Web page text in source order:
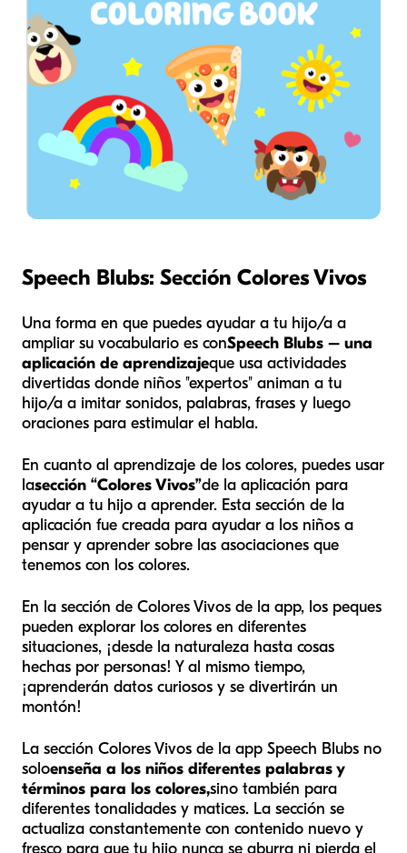
Speech Blubs: Sección Colores Vivos
Una forma en que puedes ayudar a tu hijo/a a
ampliar su vocabulario es conSpeech Blubs – una
aplicación de aprendizajeque usa actividades
divertidas donde niños "expertos" animan a tu
hijo/a a imitar sonidos, palabras, frases y luego
oraciones para estimular el habla.
En cuanto al aprendizaje de los colores, puedes usar
lasección “Colores Vivos”de la aplicación para
ayudar a tu hijo a aprender. Esta sección de la
aplicación fue creada para ayudar a los niños a
pensar y aprender sobre las asociaciones que
tenemos con los colores.
En la sección de Colores Vivos de la app, los peques
pueden explorar los colores en diferentes
situaciones, ¡desde la naturaleza hasta cosas
hechas por personas! Y al mismo tiempo,
¡aprenderán datos curiosos y se divertirán un
montón!
La sección Colores Vivos de la app Speech Blubs no
soloenseña a los niños diferentes palabras y
términos para los colores,sino también para
diferentes tonalidades y matices. La sección se
actualiza constantemente con contenido nuevo y
fresco para que tu hijo nunca se aburra ni pierda el